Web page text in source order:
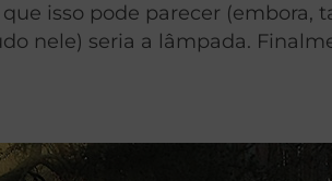
isso pode parecer (embora,
nele) seria a lâmpada.